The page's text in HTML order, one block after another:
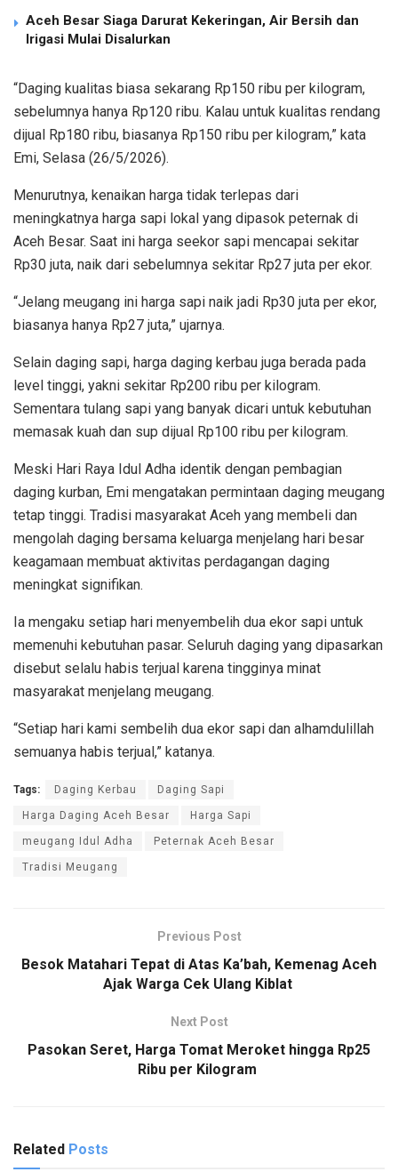
Aceh Besar Siaga Darurat Kekeringan, Air Bersih dan
Irigasi Mulai Disalurkan
“Daging kualitas biasa sekarang Rp150 ribu per kilogram,
sebelumnya hanya Rp120 ribu. Kalau untuk kualitas rendang
dijual Rp180 ribu, biasanya Rp150 ribu per kilogram,” kata
Emi, Selasa (26/5/2026).
Menurutnya, kenaikan harga tidak terlepas dari
meningkatnya harga sapi lokal yang dipasok peternak di
Aceh Besar. Saat ini harga seekor sapi mencapai sekitar
Rp30 juta, naik dari sebelumnya sekitar Rp27 juta per ekor.
“Jelang meugang ini harga sapi naik jadi Rp30 juta per ekor,
biasanya hanya Rp27 juta,” ujarnya.
Selain daging sapi, harga daging kerbau juga berada pada
level tinggi, yakni sekitar Rp200 ribu per kilogram.
Sementara tulang sapi yang banyak dicari untuk kebutuhan
memasak kuah dan sup dijual Rp100 ribu per kilogram.
Meski Hari Raya Idul Adha identik dengan pembagian
daging kurban, Emi mengatakan permintaan daging meugang
tetap tinggi. Tradisi masyarakat Aceh yang membeli dan
mengolah daging bersama keluarga menjelang hari besar
keagamaan membuat aktivitas perdagangan daging
meningkat signifikan.
Ia mengaku setiap hari menyembelih dua ekor sapi untuk
memenuhi kebutuhan pasar. Seluruh daging yang dipasarkan
disebut selalu habis terjual karena tingginya minat
masyarakat menjelang meugang.
“Setiap hari kami sembelih dua ekor sapi dan alhamdulillah
semuanya habis terjual,” katanya.
Tags: Daging Kerbau Daging Sapi
Harga Daging Aceh Besar Harga Sapi
meugang Idul Adha Peternak Aceh Besar
Tradisi Meugang
Previous Post
Besok Matahari Tepat di Atas Ka’bah, Kemenag Aceh
Ajak Warga Cek Ulang Kiblat
Next Post
Pasokan Seret, Harga Tomat Meroket hingga Rp25
Ribu per Kilogram
Related Posts